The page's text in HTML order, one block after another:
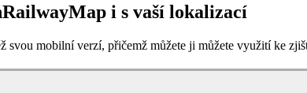
i s vaší lokalizací
svou mobilní verzí, přičemž můžete ji můžete využití ke